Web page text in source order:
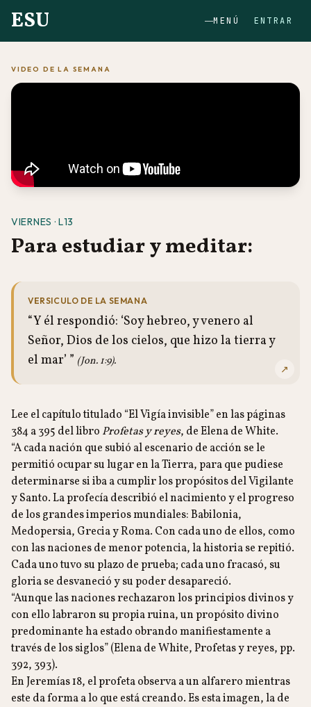
ESU MENÚ ENTRAR
VIDEO DE LA SEMANA
VIERNES · L13
Para estudiar y meditar:
VERSICULO DE LA SEMANA
“Y él respondió: ‘Soy hebreo, y venero al
Señor, Dios de los cielos, que hizo la tierra y
el mar’ ” (Jon. 1:9).
↗
Lee el capítulo titulado “El Vigía invisible” en las páginas
384 a 395 del libro Profetas y reyes, de Elena de White.
“A cada nación que subió al escenario de acción se le
permitió ocupar su lugar en la Tierra, para que pudiese
determinarse si iba a cumplir los propósitos del Vigilante
y Santo. La profecía describió el nacimiento y el progreso
de los grandes imperios mundiales: Babilonia,
Medopersia, Grecia y Roma. Con cada uno de ellos, como
con las naciones de menor potencia, la historia se repitió.
Cada uno tuvo su plazo de prueba; cada uno fracasó, su
gloria se desvaneció y su poder desapareció.
“Aunque las naciones rechazaron los principios divinos y
con ello labraron su propia ruina, un propósito divino
predominante ha estado obrando manifiestamente a
través de los siglos” (Elena de White, Profetas y reyes, pp.
392, 393).
En Jeremías 18, el profeta observa a un alfarero mientras
este da forma a lo que está creando. Es esta imagen, la de